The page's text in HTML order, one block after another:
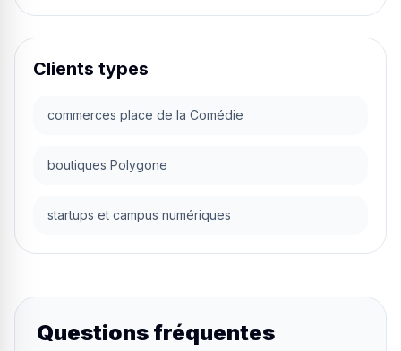
Clients types
commerces place de la Comédie
boutiques Polygone
startups et campus numériques
Questions fréquentes